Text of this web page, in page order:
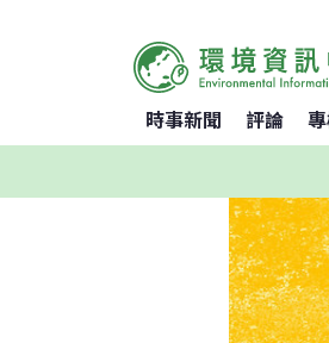
時事新聞 評論